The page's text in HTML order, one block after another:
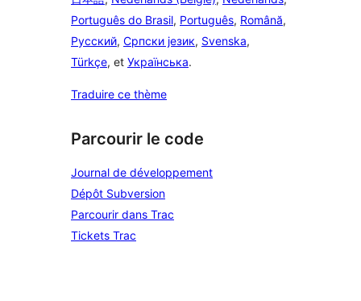
Português do Brasil, Português, Română,
Русский, Српски језик, Svenska,
Türkçe, et Українська.
Traduire ce thème
Parcourir le code
Journal de développement
Dépôt Subversion
Parcourir dans Trac
Tickets Trac